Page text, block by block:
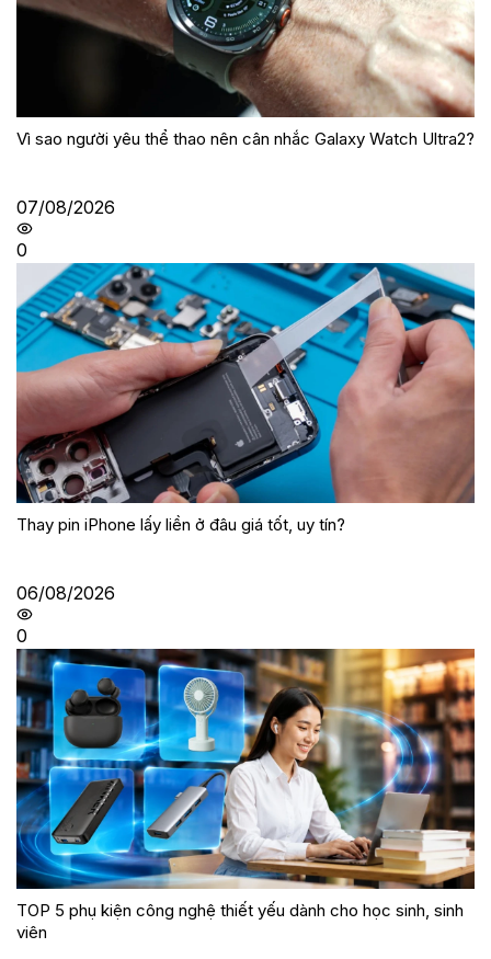
Vì sao người yêu thể thao nên cân nhắc Galaxy Watch Ultra2?
07/08/2026
0
Thay pin iPhone lấy liền ở đâu giá tốt, uy tín?
06/08/2026
0
TOP 5 phụ kiện công nghệ thiết yếu dành cho học sinh, sinh
viên